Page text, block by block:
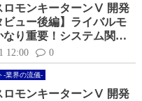
ロモンキーターンⅤ 開発
ビュー後編】ライバルモ
なり重要！システム関連
12:00 0
-業界の流儀-
ロモンキーターンⅤ 開発